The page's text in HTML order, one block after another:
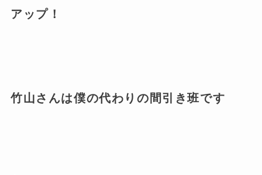
アップ！
竹山さんは僕の代わりの間引き班です